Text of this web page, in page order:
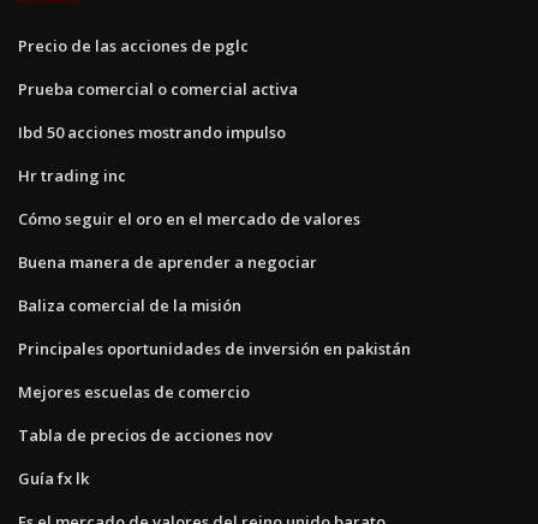
Precio de las acciones de pglc
Prueba comercial o comercial activa
Ibd 50 acciones mostrando impulso
Hr trading inc
Cómo seguir el oro en el mercado de valores
Buena manera de aprender a negociar
Baliza comercial de la misión
Principales oportunidades de inversión en pakistán
Mejores escuelas de comercio
Tabla de precios de acciones nov
Guía fx lk